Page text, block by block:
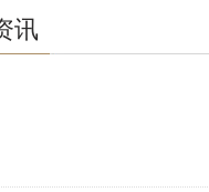
讯